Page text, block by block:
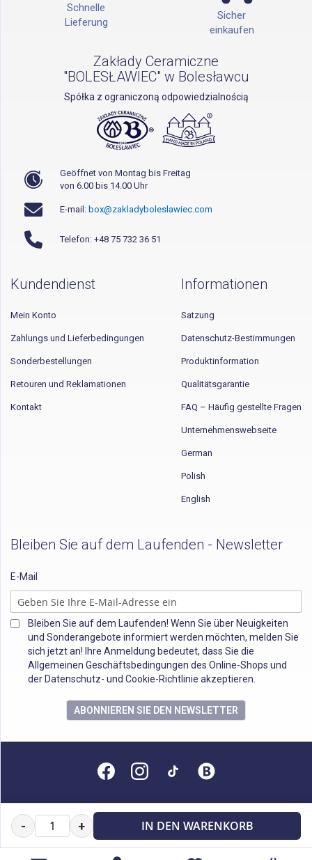
- + IN DEN WARENKORB
Schnelle
Lieferung
Sicher
einkaufen
Zakłady Ceramiczne
"BOLESŁAWIEC" w Bolesławcu
Spółka z ograniczoną odpowiedzialnością
Geöffnet von Montag bis Freitag
von 6.00 bis 14.00 Uhr
E-mail: box@zakladyboleslawiec.com
Telefon: +48 75 732 36 51
Kundendienst
Mein Konto
Zahlungs und Lieferbedingungen
Sonderbestellungen
Retouren und Reklamationen
Kontakt
Informationen
Satzung
Datenschutz-Bestimmungen
Produktinformation
Qualitätsgarantie
FAQ – Häufig gestellte Fragen
Unternehmenswebseite
German
Polish
English
Bleiben Sie auf dem Laufenden - Newsletter
E-Mail
Bleiben Sie auf dem Laufenden! Wenn Sie über Neuigkeiten
und Sonderangebote informiert werden möchten, melden Sie
sich jetzt an! Ihre Anmeldung bedeutet, dass Sie die
Allgemeinen Geschäftsbedingungen des Online-Shops und
der Datenschutz- und Cookie-Richtlinie akzeptieren.
ABONNIEREN SIE DEN NEWSLETTER
Alle Rechte vorbehalten